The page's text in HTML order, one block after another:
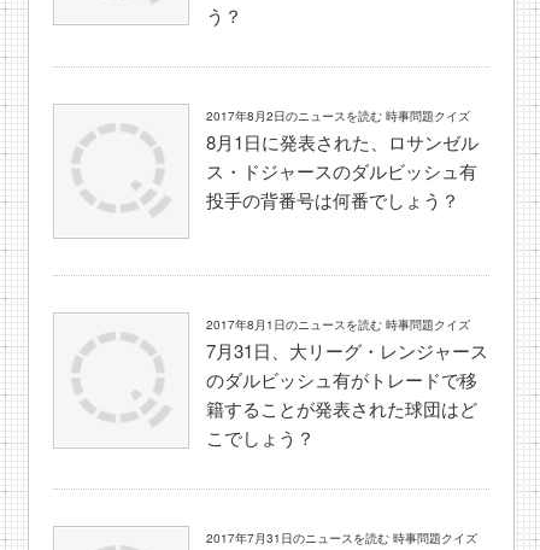
う？
2017年8月2日のニュースを読む 時事問題クイズ
8月1日に発表された、ロサンゼル
ス・ドジャースのダルビッシュ有
投手の背番号は何番でしょう？
2017年8月1日のニュースを読む 時事問題クイズ
7月31日、大リーグ・レンジャース
のダルビッシュ有がトレードで移
籍することが発表された球団はど
こでしょう？
2017年7月31日のニュースを読む 時事問題クイズ